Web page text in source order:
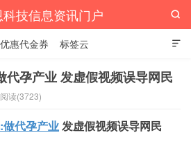

惠代金券 标签云

代孕产业 发虚假视频误导网民
阅读(3723)
代孕产业发虚假视频误导网民